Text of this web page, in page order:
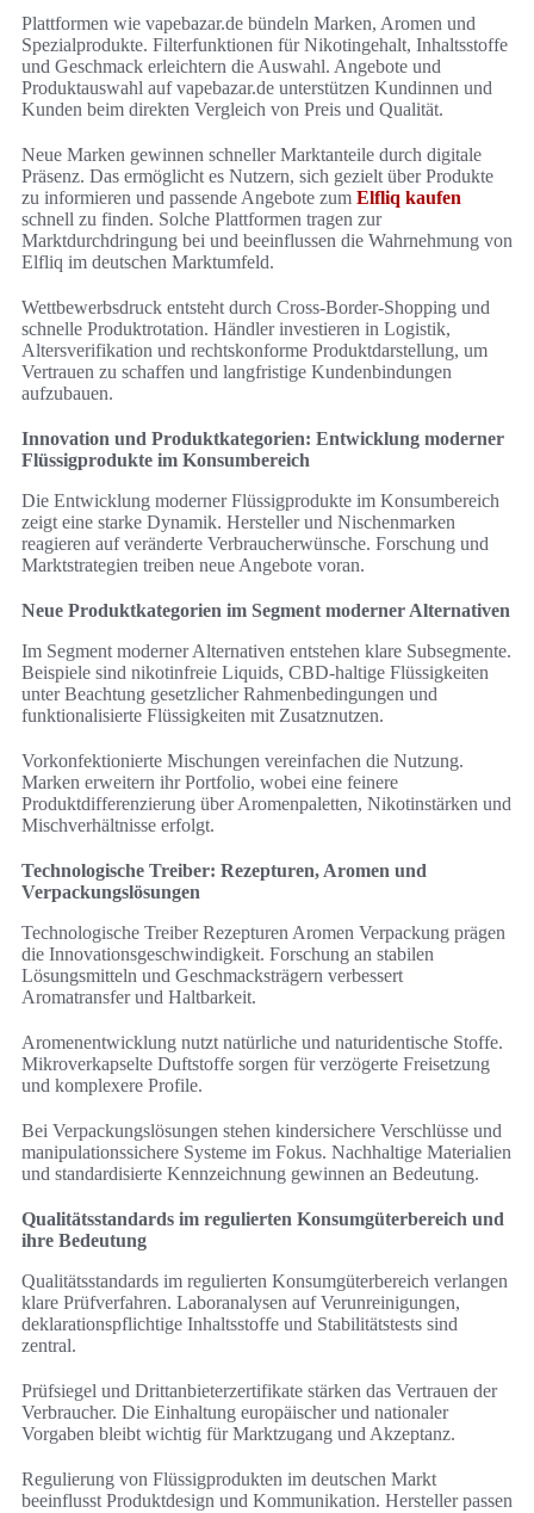
Plattformen wie vapebazar.de bündeln Marken, Aromen und
Spezialprodukte. Filterfunktionen für Nikotingehalt, Inhaltsstoffe
und Geschmack erleichtern die Auswahl. Angebote und
Produktauswahl auf vapebazar.de unterstützen Kundinnen und
Kunden beim direkten Vergleich von Preis und Qualität.
Neue Marken gewinnen schneller Marktanteile durch digitale
Präsenz. Das ermöglicht es Nutzern, sich gezielt über Produkte
zu informieren und passende Angebote zum Elfliq kaufen
schnell zu finden. Solche Plattformen tragen zur
Marktdurchdringung bei und beeinflussen die Wahrnehmung von
Elfliq im deutschen Marktumfeld.
Wettbewerbsdruck entsteht durch Cross-Border-Shopping und
schnelle Produktrotation. Händler investieren in Logistik,
Altersverifikation und rechtskonforme Produktdarstellung, um
Vertrauen zu schaffen und langfristige Kundenbindungen
aufzubauen.
Innovation und Produktkategorien: Entwicklung moderner
Flüssigprodukte im Konsumbereich
Die Entwicklung moderner Flüssigprodukte im Konsumbereich
zeigt eine starke Dynamik. Hersteller und Nischenmarken
reagieren auf veränderte Verbraucherwünsche. Forschung und
Marktstrategien treiben neue Angebote voran.
Neue Produktkategorien im Segment moderner Alternativen
Im Segment moderner Alternativen entstehen klare Subsegmente.
Beispiele sind nikotinfreie Liquids, CBD-haltige Flüssigkeiten
unter Beachtung gesetzlicher Rahmenbedingungen und
funktionalisierte Flüssigkeiten mit Zusatznutzen.
Vorkonfektionierte Mischungen vereinfachen die Nutzung.
Marken erweitern ihr Portfolio, wobei eine feinere
Produktdifferenzierung über Aromenpaletten, Nikotinstärken und
Mischverhältnisse erfolgt.
Technologische Treiber: Rezepturen, Aromen und
Verpackungslösungen
Technologische Treiber Rezepturen Aromen Verpackung prägen
die Innovationsgeschwindigkeit. Forschung an stabilen
Lösungsmitteln und Geschmacksträgern verbessert
Aromatransfer und Haltbarkeit.
Aromenentwicklung nutzt natürliche und naturidentische Stoffe.
Mikroverkapselte Duftstoffe sorgen für verzögerte Freisetzung
und komplexere Profile.
Bei Verpackungslösungen stehen kindersichere Verschlüsse und
manipulationssichere Systeme im Fokus. Nachhaltige Materialien
und standardisierte Kennzeichnung gewinnen an Bedeutung.
Qualitätsstandards im regulierten Konsumgüterbereich und
ihre Bedeutung
Qualitätsstandards im regulierten Konsumgüterbereich verlangen
klare Prüfverfahren. Laboranalysen auf Verunreinigungen,
deklarationspflichtige Inhaltsstoffe und Stabilitätstests sind
zentral.
Prüfsiegel und Drittanbieterzertifikate stärken das Vertrauen der
Verbraucher. Die Einhaltung europäischer und nationaler
Vorgaben bleibt wichtig für Marktzugang und Akzeptanz.
Regulierung von Flüssigprodukten im deutschen Markt
beeinflusst Produktdesign und Kommunikation. Hersteller passen